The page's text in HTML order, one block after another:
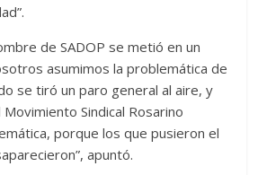
de SADOP se metió en un
asumimos la problemática de
se tiró un paro general al aire, y
Sindical Rosarino
porque los que pusieron el
apuntó.